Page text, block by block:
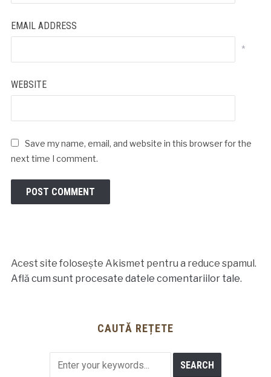
EMAIL ADDRESS
*
WEBSITE
Save my name, email, and website in this browser for the
next time I comment.
Acest site folosește Akismet pentru a reduce spamul.
Află cum sunt procesate datele comentariilor tale.
CAUTĂ REȚETE